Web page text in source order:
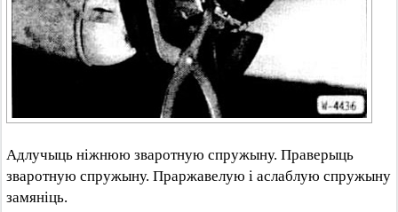
Адлучыць ніжнюю зваротную спружыну. Праверыць
зваротную спружыну. Праржавелую і аслаблую спружыну
замяніць.